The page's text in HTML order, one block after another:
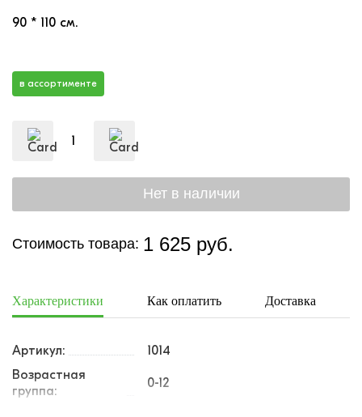
90 * 110 см.
в ассортименте
Стоимость товара: 1 625 руб.
Характеристики Как оплатить Доставка
Артикул:
1014
Возрастная
группа:
0-12